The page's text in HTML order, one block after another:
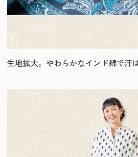
生地拡大。やわらかなインド綿で汗